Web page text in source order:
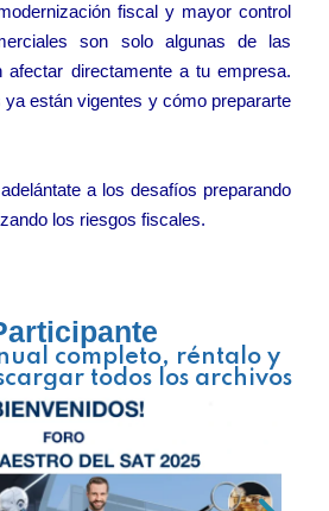
fiscal y mayor control
son solo algunas de las
afectar directamente a tu empresa.
están vigentes y cómo prepararte
a los desafíos preparando
los riesgos fiscales.
completo, réntalo y
todos los archivos